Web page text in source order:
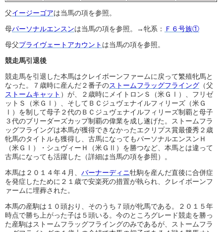
父イージーゴアは当馬の項を参照。
母パーソナルエンスンは当馬の項を参照。→牝系：
Ｆ６号族①
母父プライヴェートアカウント は当馬の項を参照。
競走馬引退後
競走馬を引退した本馬はクレイボーンファームに戻って繁殖牝馬と
なった。７歳時に産んだ２番子のストームフラッグフライング （父
ストームキャット ）が、２歳時にメイトロンＳ（米ＧⅠ）、フリゼ
ットＳ（米ＧⅠ）、そしてＢＣジュヴェナイルフィリーズ（米Ｇ
Ⅰ）を制して母子２代のＢＣジュヴェナイルフィリーズ制覇と母子
３代のブリーダーズカップ制覇の偉業を成し遂げた。ストームフラ
ッグフライングは本馬が獲得できなかったエクリプス賞最優秀２歳
牝馬のタイトルも獲得し、古馬になってもパーソナルエンスンＨ
（米ＧⅠ）・シュヴィーＨ（米ＧⅡ）を勝つなど、本馬とは違って
古馬になっても活躍した（詳細は当馬の項を参照）。
本馬は２０１４年４月、 バーナーディニ牡駒を産んだ直後に合併症
を発症したために２１歳で安楽死の措置が執られ、クレイボーンフ
ァームに埋葬された。
本馬の産駒は１０頭おり、そのうち７頭が牝馬である。２０１５年
時点で勝ち上がった子は５頭いる。今のところグレード競走を勝っ
た産駒はストームフラッグフライングのみであるが、ストームフラ